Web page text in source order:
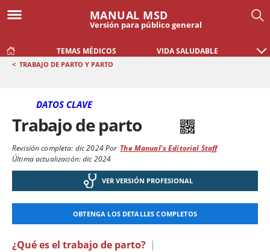
MANUAL MSD
Versión para público general
TEMAS MÉDICOS VIDA SALUDABLE
< TRABAJO DE PARTO Y PARTO
DATOS CLAVE
Trabajo de parto
Revisión completa: dic 2024Por The Manual's Editorial Staff
Última actualización: dic 2024
VER VERSIÓN PROFESIONAL
OBTENGA LOS DETALLES COMPLETOS
¿Qué es el trabajo de parto? |